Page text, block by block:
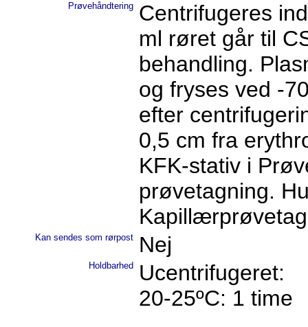
Prøvehåndtering Centrifugeres
ml røret går til
behandling.
og fryses ved -
efter
0,5 cm fra
KFK-stativ i
prøvetagning.
Kan sendes som rørpost Nej
Holdbarhed
Ucentrifugeret:
20-25ºC: 1 time